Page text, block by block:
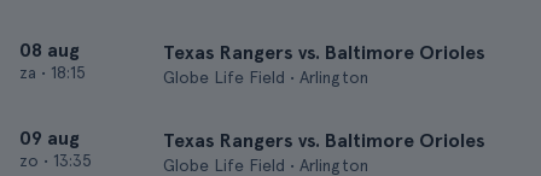
08 aug
za • 18:15
Texas Rangers vs. Baltimore Orioles
Globe Life Field • Arlington
09 aug
zo • 13:35
Texas Rangers vs. Baltimore Orioles
Globe Life Field • Arlington